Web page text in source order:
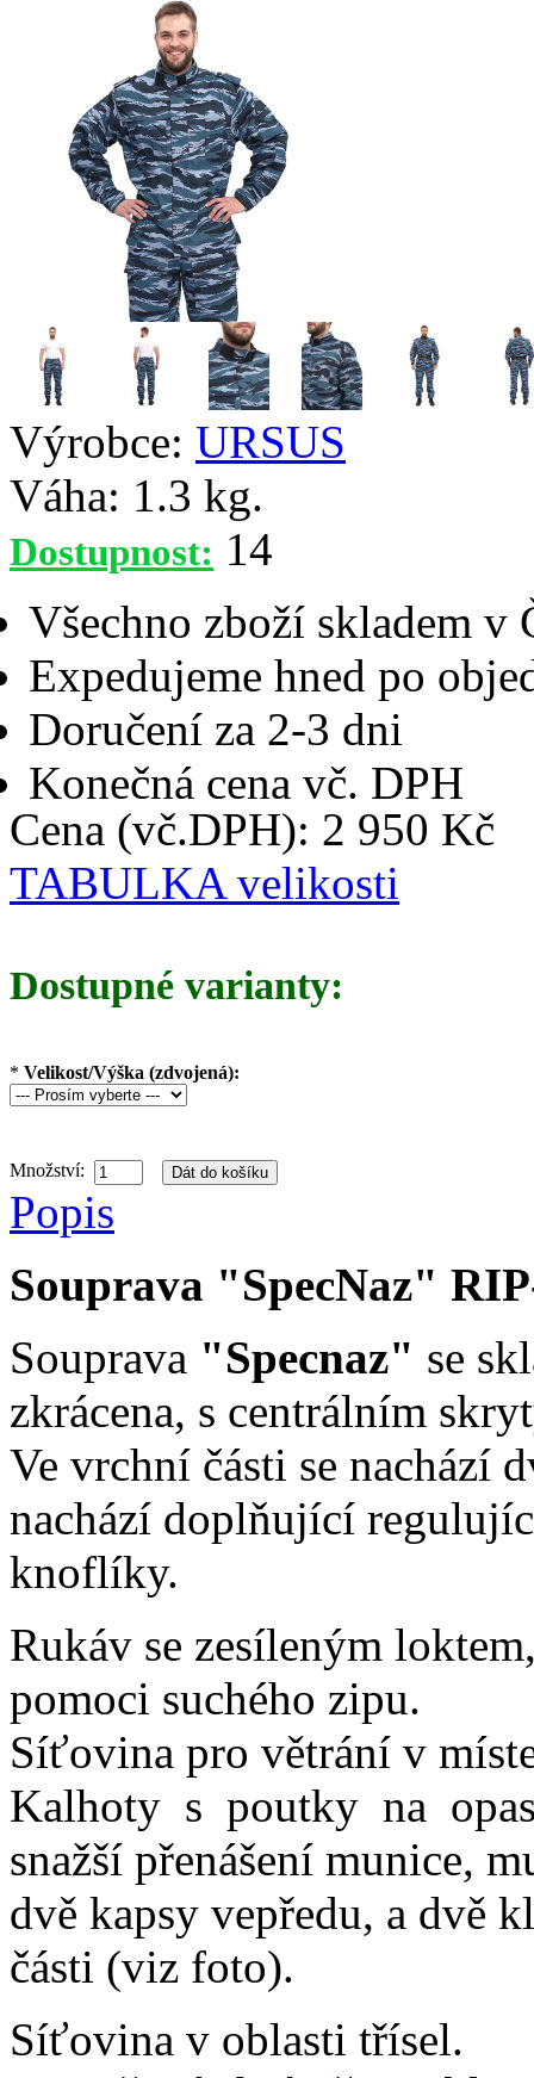
Výrobce: URSUS
Váha: 1.3 kg.
Dostupnost: 14
Všechno zboží skladem v
Expedujeme hned po
Doručení za 2-3 dni
Konečná cena vč. DPH
Cena (vč.DPH): 2 950 Kč
TABULKA velikosti
Dostupné varianty:
* Velikost/Výška (zdvojená):
Množství:
Popis
Souprava "SpecNaz"
Souprava "Specnaz" se
zkrácena, s centrálním
Ve vrchní části se nachází
nachází doplňující
knoflíky.
Rukáv se zesíleným
pomoci suchého zipu.
Síťovina pro větrání v
Kalhoty s poutky na
snažší přenášení munice,
dvě kapsy vepředu, a dvě
části (viz foto).
Síťovina v oblasti třísel.